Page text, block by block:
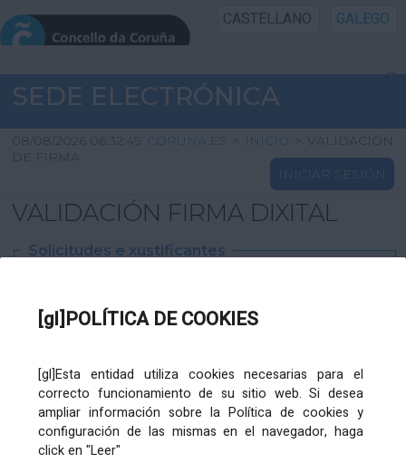
[gl]POLÍTICA DE COOKIES
[gl]Esta entidad utiliza cookies necesarias para el
correcto funcionamiento de su sitio web. Si desea
ampliar información sobre la Política de cookies y
configuración de las mismas en el navegador, haga
click en "Leer"
CASTELLANO GALEGO
INICIO SEDE
INICIO
INFORMACIÓN PÚBLICA
SEDE ELECTRÓNICA
08/08/2026 06:32:49 CORUNA.ES > INICIO >
VALIDACIÓN
DE FIRMA
INICIAR SESIÓN
VALIDACIÓN FIRMA DIXITAL
Solicitudes e xustificantes
XML
Ficheiros varios
Ficheiro
asinado: